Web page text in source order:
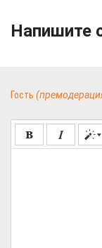
Напишите
Гость